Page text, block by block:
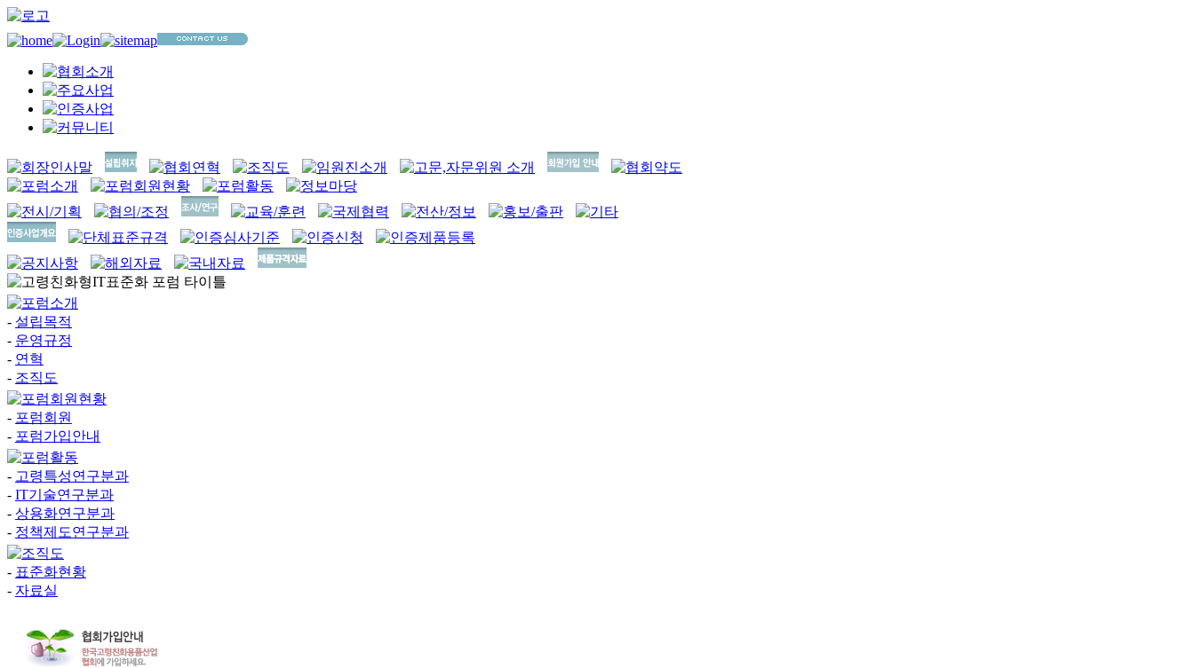
- 설립목적
- 운영규정
- 연혁
- 조직도
- 포럼회원
- 포럼가입안내
- 고령특성연구분과
- IT기술연구분과
- 상용화연구분과
- 정책제도연구분과
- 표준화현황
- 자료실